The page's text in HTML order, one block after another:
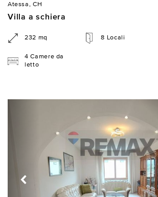
Atessa, CH
Villa a schiera
232 mq 8 Locali
4 Camere da
letto